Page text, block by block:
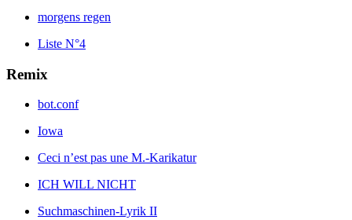
morgens regen
Liste N°4
Remix
bot.conf
Iowa
Ceci n’est pas une M.-Karikatur
ICH WILL NICHT
Suchmaschinen-Lyrik II